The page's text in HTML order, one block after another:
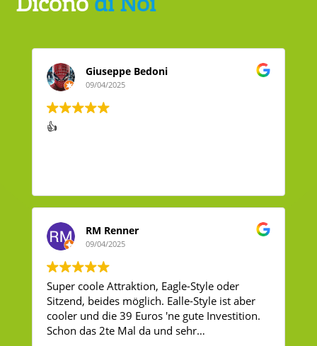
Giuseppe Bedoni
09/04/2025
👍
RM Renner
09/04/2025
Super coole Attraktion, Eagle-Style oder
Sitzend, beides möglich. Ealle-Style ist aber
cooler und die 39 Euros 'ne gute Investition.
Schon das 2te Mal da und sehr